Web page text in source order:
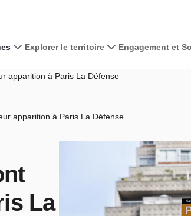
Explorer le territoire Engagement et
apparition à Paris La Défense
apparition à Paris La Défense
La